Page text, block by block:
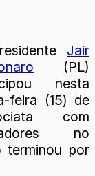
Jair
(PL)
nesta
feira (15) de
com
no
terminou por